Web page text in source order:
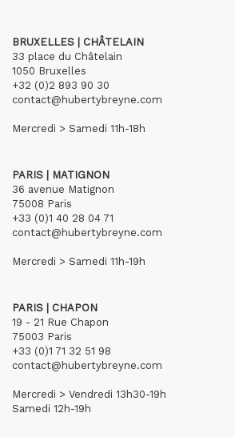
BRUXELLES | CHÂTELAIN
33 place du Châtelain
1050 Bruxelles
+32 (0)2 893 90 30
contact@hubertybreyne.com
Mercredi > Samedi 11h-18h
PARIS | MATIGNON
36 avenue Matignon
75008 Paris
+33 (0)1 40 28 04 71
contact@hubertybreyne.com
Mercredi > Samedi 11h-19h
PARIS | CHAPON
19 - 21 Rue Chapon
75003 Paris
+33 (0)1 71 32 51 98
contact@hubertybreyne.com
Mercredi > Vendredi 13h30-19h
Samedi 12h-19h